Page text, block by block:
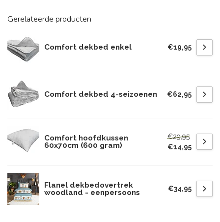
Gerelateerde producten
Comfort dekbed enkel €19,95
Comfort dekbed 4-seizoenen €62,95
Comfort hoofdkussen
60x70cm (600 gram)
€29,95
€14,95
Flanel dekbedovertrek
woodland - eenpersoons
€34,95